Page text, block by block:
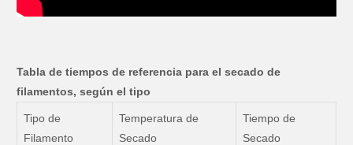
Tabla de tiempos de referencia para el secado de
filamentos, según el tipo
Tipo de
Filamento
Temperatura de
Secado
Tiempo de
Secado